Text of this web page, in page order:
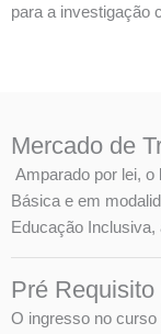
para a investigação
Mercado de
Amparado por lei, o
Básica e em
Educação
Pré
O ingresso no